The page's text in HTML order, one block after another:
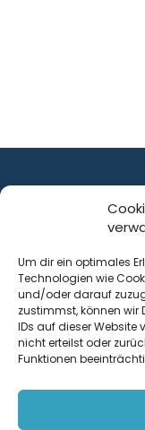
Um dir ein optimales
Technologien wie
und/oder darauf
zustimmst, können wir
IDs auf dieser Website
nicht erteilst oder
Funktionen